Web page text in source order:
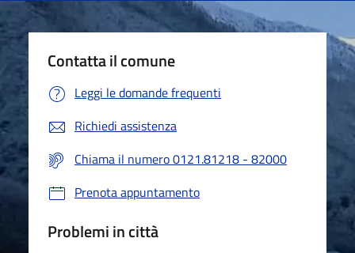
Contatta il comune
Leggi le domande frequenti
Richiedi assistenza
Chiama il numero 0121.81218 - 82000
Prenota appuntamento
Problemi in città